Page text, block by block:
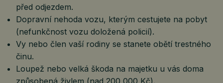
před odjezdem.
Dopravní nehoda vozu, kterým cestujete na pobyt
(nefunkčnost vozu doložená policií).
Vy nebo člen vaší rodiny se stanete obětí trestného
činu.
Loupež nebo velká škoda na majetku u vás doma
způsobená živlem (nad 200 000 Kč).